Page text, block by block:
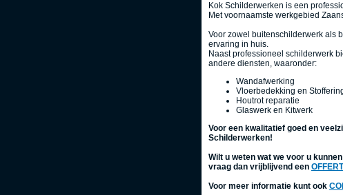
Kok Schilderwerken is een
Met voornaamste werkgebied
Voor zowel buitenschilderwerk als
ervaring in huis.
Naast professioneel schilderwerk
andere diensten, waaronder:
Wandafwerking
Vloerbedekking en
Houtrot reparatie
Glaswerk en Kitwerk
Voor een kwalitatief goed en
Schilderwerken!
Wilt u weten wat we voor u
vraag dan vrijblijvend een
Voor meer informatie kunt ook